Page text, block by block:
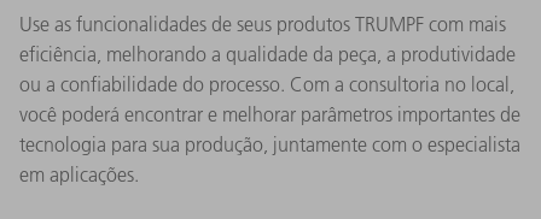
Use as funcionalidades de seus produtos TRUMPF com mais
eficiência, melhorando a qualidade da peça, a produtividade
ou a confiabilidade do processo. Com a consultoria no local,
você poderá encontrar e melhorar parâmetros importantes de
tecnologia para sua produção, juntamente com o especialista
em aplicações.